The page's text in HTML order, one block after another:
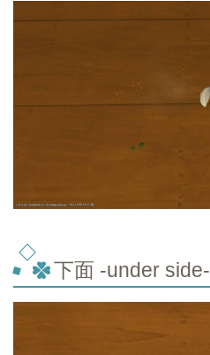
下面 -under side-